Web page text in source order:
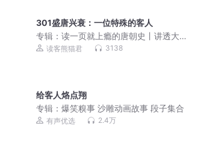
301盛唐兴衰：一位特殊的客人
专辑：读一页就上瘾的唐朝史丨讲透大
唐三百年兴衰丨历史佳作
读客熊猫君 3138
给客人烙点翔
专辑：爆笑糗事 沙雕动画故事 段子集合
有声优选 2.4万